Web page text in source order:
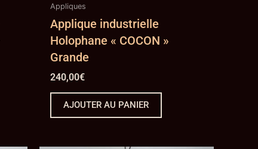
Appliques
Applique industrielle
Holophane « COCON »
Grande
240,00€
AJOUTER AU PANIER